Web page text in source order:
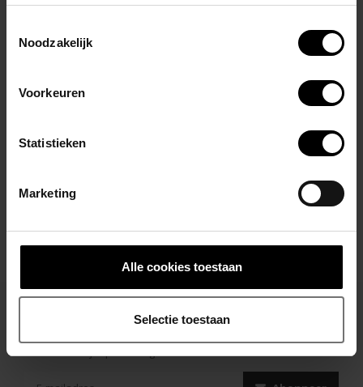
Noodzakelijk
Voorkeuren
Statistieken
Marketing
Alle cookies toestaan
Selectie toestaan
Dubbele elektrisch blauwe cup met okergeel stiksel
ondersteunende bilelastieken
Gerelateerde producten
Abonneer je op onze nieuwsbrief
Blijf op de hoogte over onze laatste acties